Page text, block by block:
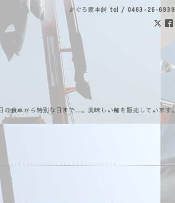
まぐろ家本舗 tel / 0463-26-6939
食卓から特別な日まで…。美味しい鮪を販売しています。